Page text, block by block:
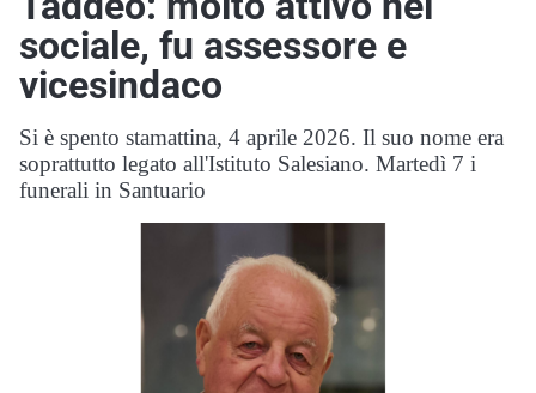
sociale, fu assessore e
vicesindaco
Si è spento stamattina, 4 aprile 2026. Il suo nome era
soprattutto legato all'Istituto Salesiano. Martedì 7 i
funerali in Santuario